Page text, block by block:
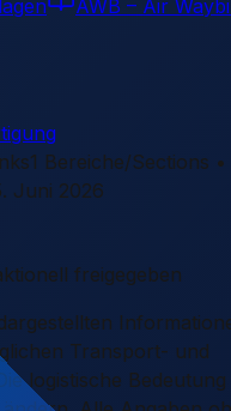
AWB – Air Waybill
1 Bereiche/Sections
Juni 2026
freigegeben
Transport- und
logistische Bedeutung